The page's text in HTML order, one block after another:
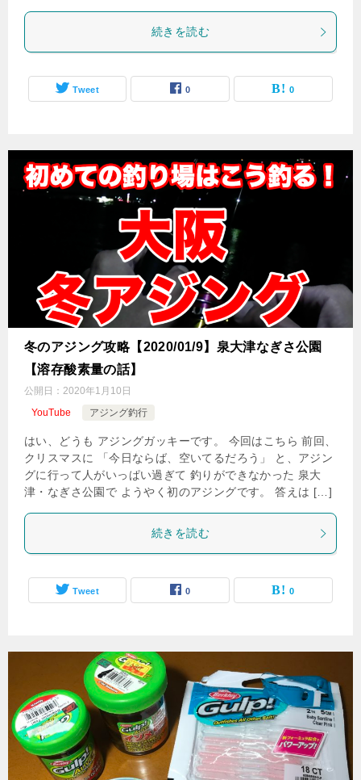
続きを読む
Tweet 0 0
冬のアジング攻略【2020/01/9】泉大津なぎさ公園
【溶存酸素量の話】
公開日： 2020年1月10日
YouTube
アジング釣行
はい、どうも アジングガッキーです。 今回はこちら 前回、
クリスマスに 「今日ならば、空いてるだろう」 と、アジン
グに行って人がいっぱい過ぎて 釣りができなかった 泉大
津・なぎさ公園で ようやく初のアジングです。 答えは […]
続きを読む
Tweet 0 0